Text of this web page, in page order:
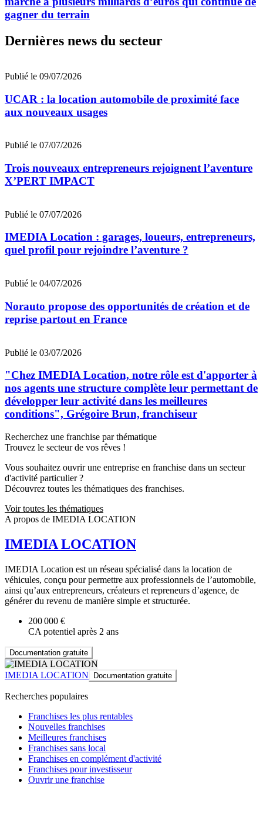
gagner du terrain
Dernières news du secteur
Publié le 09/07/2026
UCAR : la location automobile de proximité face
aux nouveaux usages
Publié le 07/07/2026
Trois nouveaux entrepreneurs rejoignent l’aventure
X’PERT IMPACT
Publié le 07/07/2026
IMEDIA Location : garages, loueurs, entrepreneurs,
quel profil pour rejoindre l’aventure ?
Publié le 04/07/2026
Norauto propose des opportunités de création et de
reprise partout en France
Publié le 03/07/2026
"Chez IMEDIA Location, notre rôle est d'apporter à
nos agents une structure complète leur permettant de
développer leur activité dans les meilleures
conditions", Grégoire Brun, franchiseur
Recherchez une franchise par thématique
Trouvez le secteur de vos rêves !
Vous souhaitez ouvrir une entreprise en franchise dans un secteur
d'activité particulier ?
Découvrez toutes les thématiques des franchises.
Voir toutes les thématiques
A propos de IMEDIA LOCATION
IMEDIA LOCATION
IMEDIA Location est un réseau spécialisé dans la location de
véhicules, conçu pour permettre aux professionnels de l’automobile,
ainsi qu’aux entrepreneurs, créateurs et repreneurs d’agence, de
générer du revenu de manière simple et structurée.
200 000 €
CA potentiel après 2 ans
Documentation gratuite
IMEDIA LOCATION Documentation gratuite
Recherches populaires
Franchises les plus rentables
Nouvelles franchises
Meilleures franchises
Franchises sans local
Franchises en complément d'activité
Franchises pour investisseur
Ouvrir une franchise